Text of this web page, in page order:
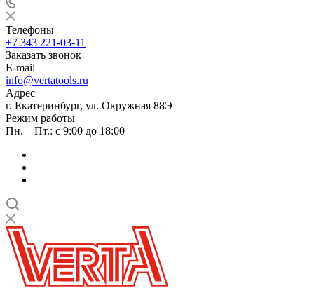
Телефоны
+7 343 221-03-11
Заказать звонок
E-mail
info@vertatools.ru
Адрес
г. Екатеринбург, ул. Окружная 88Э
Режим работы
Пн. – Пт.: с 9:00 до 18:00